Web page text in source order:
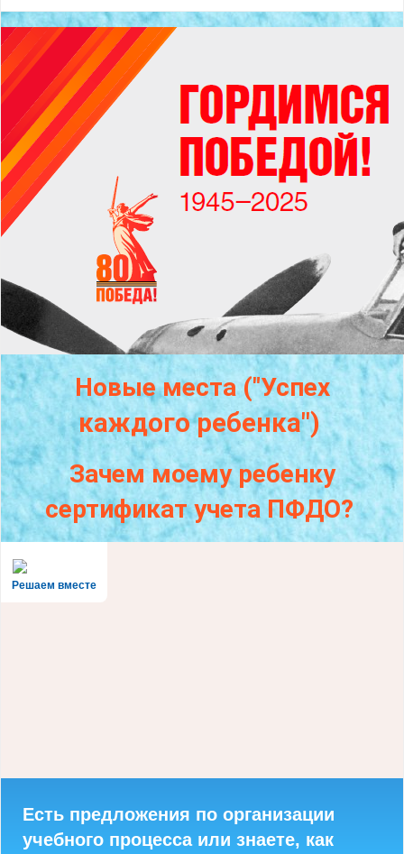
Новые места ("Успех
каждогоребенка")
Зачем моему ребенку
сертификат учета ПФДО?
Решаем вместе
Есть предложения по организации
учебного процесса или знаете, как